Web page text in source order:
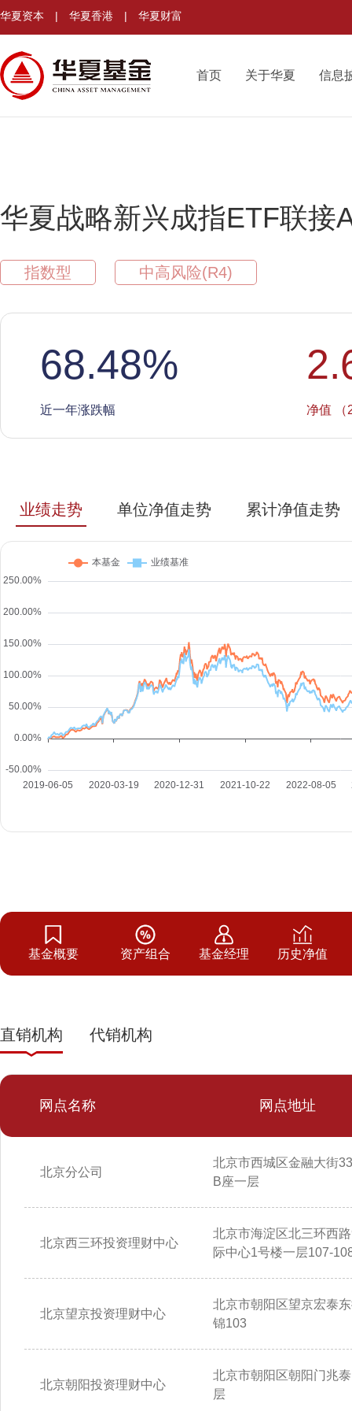
华夏资本 | 华夏香港 | 华夏财富
首页 关于华夏 信息
华夏战略新兴成指ETF联接
指数型 中高风险(R4)
68.48%
近一年涨跌幅 净值 （
业绩走势 单位净值走势 累计净值走势
基金概要 资产组合 基金经理 历史净值
直销机构 代销机构
网点名称 网点地址
北京分公司
北京市西城区金融大街
B座一层
北京西三环投资理财中心
北京市海淀区北三环西
际中心1号楼一层107-
北京望京投资理财中心
北京市朝阳区望京宏泰
锦103
北京朝阳投资理财中心
北京市朝阳区朝阳门兆
层